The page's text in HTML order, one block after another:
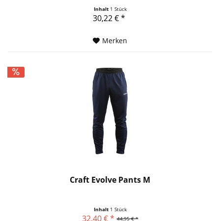
Inhalt 1 Stück
30,22 € *
Merken
Craft Evolve Pants M
Inhalt 1 Stück
44,95 € *
32,40 € *